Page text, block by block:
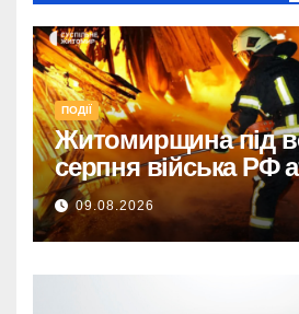
ПОДІЇ
Житомирщина під
серпня війська РФ
дронами, троє
09.08.2026